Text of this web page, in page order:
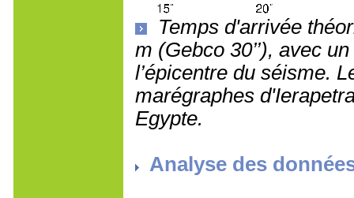
Temps d'arrivée
m (Gebco 30’’), avec
l’épicentre du séisme.
marégraphes
Egypte.
Analyse des